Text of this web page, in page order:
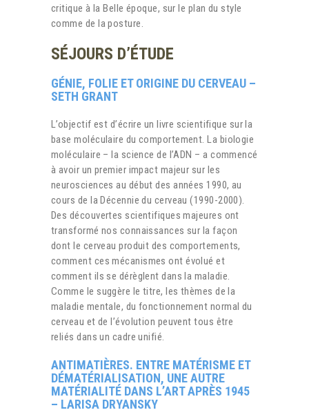
critique à la Belle époque, sur le plan du style
comme de la posture.
SÉJOURS D’ÉTUDE
GÉNIE, FOLIE ET ORIGINE DU CERVEAU –
SETH GRANT
L’objectif est d’écrire un livre scientifique sur la
base moléculaire du comportement. La biologie
moléculaire – la science de l’ADN – a commencé
à avoir un premier impact majeur sur les
neurosciences au début des années 1990, au
cours de la Décennie du cerveau (1990-2000).
Des découvertes scientifiques majeures ont
transformé nos connaissances sur la façon
dont le cerveau produit des comportements,
comment ces mécanismes ont évolué et
comment ils se dérèglent dans la maladie.
Comme le suggère le titre, les thèmes de la
maladie mentale, du fonctionnement normal du
cerveau et de l’évolution peuvent tous être
reliés dans un cadre unifié.
ANTIMATIÈRES. ENTRE MATÉRISME ET
DÉMATÉRIALISATION, UNE AUTRE
MATÉRIALITÉ DANS L’ART APRÈS 1945
– LARISA DRYANSKY